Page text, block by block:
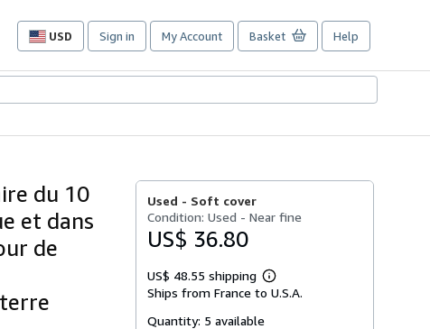
USD
Site
preferences
Sign in My Account Basket Help
du 10
et dans
de
Used - Soft cover
Condition: Used - Near fine
US$ 36.80
US$ 48.55 shipping
Learn
more
Ships from France to U.S.A.
Quantity: 5 available